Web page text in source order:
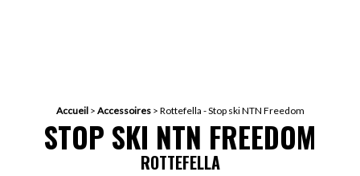
Accueil> Accessoires> Rottefella - Stop ski NTN Freedom
STOP SKI NTN FREEDOM
ROTTEFELLA